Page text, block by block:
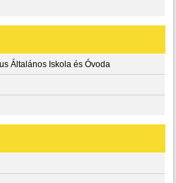
Általános Iskola és Óvoda